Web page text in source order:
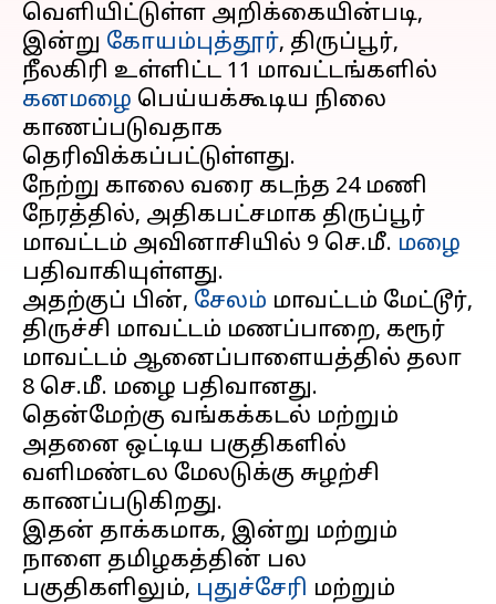
வெளியிட்டுள்ள அறிக்கையின்படி,
இன்று கோயம்புத்தூர், திருப்பூர்,
நீலகிரி உள்ளிட்ட 11 மாவட்டங்களில்
கனமழை பெய்யக்கூடிய நிலை
காணப்படுவதாக
தெரிவிக்கப்பட்டுள்ளது.
நேற்று காலை வரை கடந்த 24 மணி
நேரத்தில், அதிகபட்சமாக திருப்பூர்
மாவட்டம் அவினாசியில் 9 செ.மீ. மழை
பதிவாகியுள்ளது.
அதற்குப் பின், சேலம் மாவட்டம் மேட்டூர்,
திருச்சி மாவட்டம் மணப்பாறை, கரூர்
மாவட்டம் ஆனைப்பாளையத்தில் தலா
8 செ.மீ. மழை பதிவானது.
தென்மேற்கு வங்கக்கடல் மற்றும்
அதனை ஒட்டிய பகுதிகளில்
வளிமண்டல மேலடுக்கு சுழற்சி
காணப்படுகிறது.
இதன் தாக்கமாக, இன்று மற்றும்
நாளை தமிழகத்தின் பல
பகுதிகளிலும், புதுச்சேரி மற்றும்